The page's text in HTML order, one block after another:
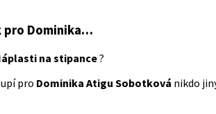
pro Dominika…
na stipance?
pro Dominika Atigu Sobotková nikdo